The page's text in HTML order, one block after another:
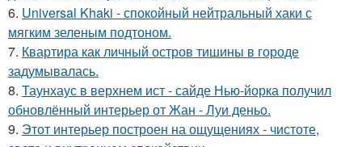
6. Universal Khaki - спокойный нейтральный хаки с
мягким зеленым подтоном.
7. Квартира как личный остров тишины в городе
задумывалась.
8. Таунхаус в верхнем ист - сайде Нью-йорка получил
обновлённый интерьер от Жан - Луи деньо.
9. Этот интерьер построен на ощущениях - чистоте,